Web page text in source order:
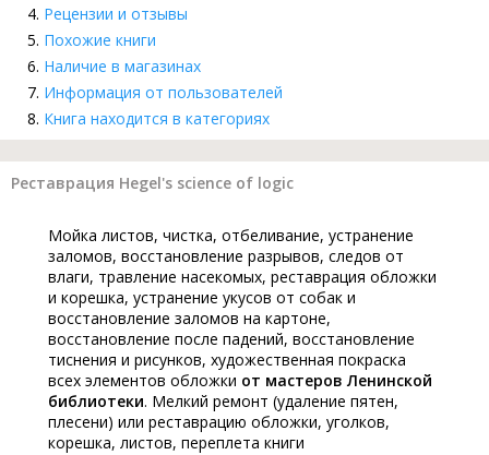
Рецензии и отзывы
Похожие книги
Наличие в магазинах
Информация от пользователей
Книга находится в категориях
Реставрация Hegel's science of logic
Мойка листов, чистка, отбеливание, устранение
заломов, восстановление разрывов, следов от
влаги, травление насекомых, реставрация обложки
и корешка, устранение укусов от собак и
восстановление заломов на картоне,
восстановление после падений, восстановление
тиснения и рисунков, художественная покраска
всех элементов обложки от мастеров Ленинской
библиотеки. Мелкий ремонт (удаление пятен,
плесени) или реставрацию обложки, уголков,
корешка, листов, переплета книги